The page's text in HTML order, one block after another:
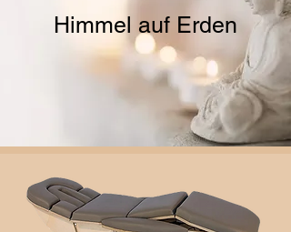
Himmel auf Erden